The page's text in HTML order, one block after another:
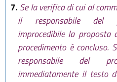
7. Se la verifica di cui al
il responsabile del
improcedibile la
procedimento è concluso.
responsabile del
immediatamente il testo